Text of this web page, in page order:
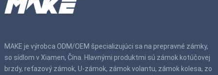
MAKE je výrobca ODM/OEM špecializujúci sa na prepravné zámky,
so sídlom v Xiamen, Čína. Hlavnými produktmi sú zámok kotúčovej
brzdy, reťazový zámok, U-zámok, zámok volantu, zámok kolesa, zo